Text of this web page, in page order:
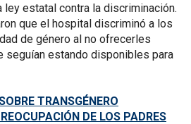
estatal contra la discriminación.
que el hospital discriminó a los
de género al no ofrecerles
seguían estando disponibles para
TRANSGÉNERO
DE LOS PADRES